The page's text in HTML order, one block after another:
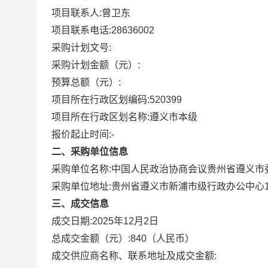
项目联系人:曾卫东
项目联系电话:28636002
采购计划文号:
采购计划金额（元）:
预算总额（元）:
项目所在行政区划编码:520399
项目所在行政区划名称:遵义市本级
报价起止时间:-
二、采购单位信息
采购单位名称:中国人民政治协商会议贵州省遵义市
采购单位地址:贵州省遵义市新浦市级行政办公中心
三、成交信息
成交日期:2025年12月2日
总成交金额（元）:840 （人民币）
成交供应商名称、联系地址及成交金额: